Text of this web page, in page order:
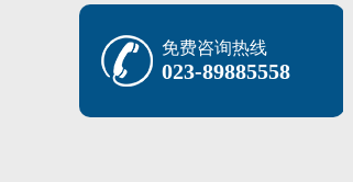
免费咨询热线
023-89885558